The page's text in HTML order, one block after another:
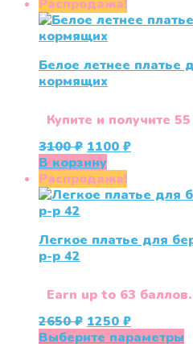
Распродажа!
Белое летнее платье
кормящих
Купите и получите
3100₽ Первоначальная
цена
составляла
3100 ₽.
1100 ₽Текущая
В корзину
Распродажа!
Легкое платье для
р-р 42
Earn up to 63 баллов.
2650₽ Первоначальная
цена
1250 ₽Текущая
цена:
Выберите параметры